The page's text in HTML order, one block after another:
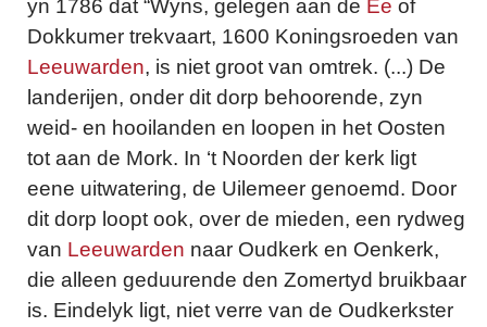
yn 1786 dat “Wyns, gelegen aan de Ee of
Dokkumer trekvaart, 1600 Koningsroeden van
Leeuwarden, is niet groot van omtrek. (...) De
landerijen, onder dit dorp behoorende, zyn
weid- en hooilanden en loopen in het Oosten
tot aan de Mork. In ‘t Noorden der kerk ligt
eene uitwatering, de Uilemeer genoemd. Door
dit dorp loopt ook, over de mieden, een rydweg
van Leeuwarden naar Oudkerk en Oenkerk,
die alleen geduurende den Zomertyd bruikbaar
is. Eindelyk ligt, niet verre van de Oudkerkster